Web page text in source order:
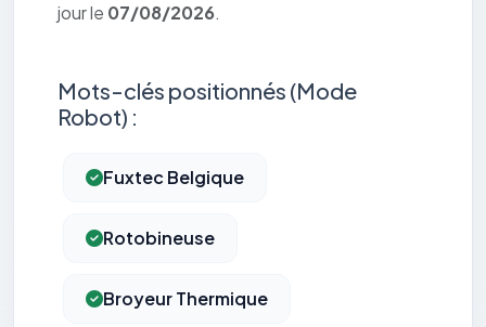
jour le 07/08/2026.
Mots-clés positionnés (Mode
Robot) :
Fuxtec Belgique
Rotobineuse
Broyeur Thermique